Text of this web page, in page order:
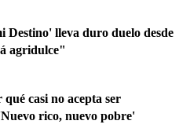
Destino' lleva duro duelo desde
agridulce"
casi no acepta ser
rico, nuevo pobre'